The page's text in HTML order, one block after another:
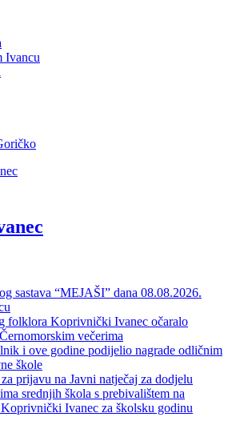
Ivancu
sastava “MEJAŠI” dana 08.08.2026.
folklora Koprivnički Ivanec očaralo
večerima
i ove godine podijelio nagrade odličnim
škole
prijavu na Javni natječaj za dodjelu
srednjih škola s prebivalištem na
Ivanec za školsku godinu